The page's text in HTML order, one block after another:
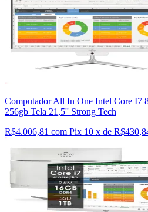
Computador All In One Intel Core I7
256gb Tela 21,5'' Strong Tech
R$4.006,81 com Pix 10 x de